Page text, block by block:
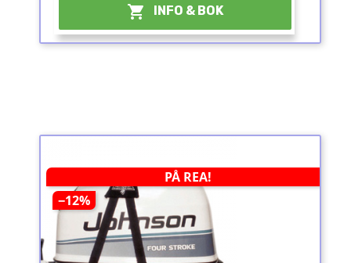
 INFO & BOK
PÅ REA!
−12%